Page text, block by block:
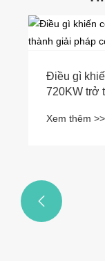
Điều gì
720KW trở
Xem thêm >>
